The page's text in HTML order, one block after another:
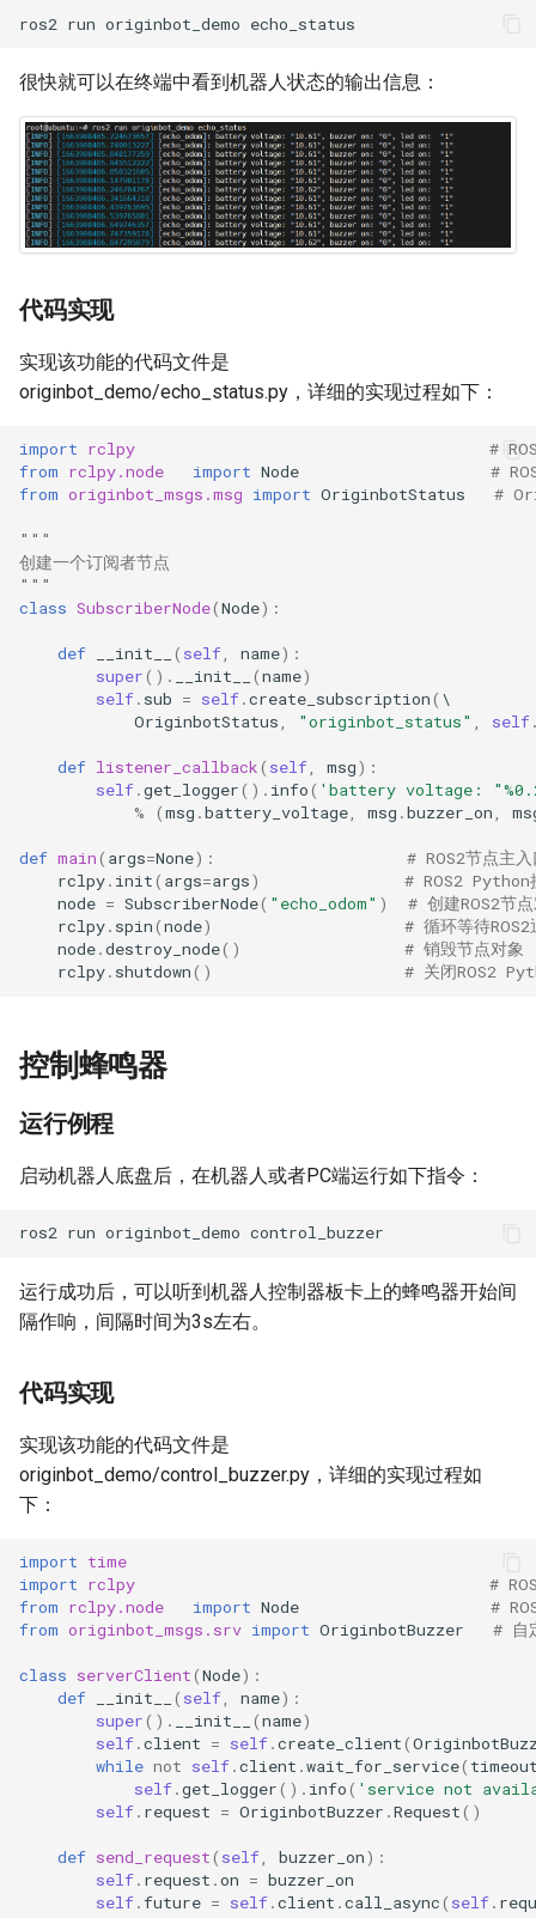
ros2 run originbot_demo
很快就可以在终端中看到机器人状态的输出信息：
代码实现
实现该功能的代码文件是
originbot_demo/echo_status.py，详细的实现过程如下：
import rclpy
#
from rclpy.node import Node
#
from originbot_msgs.msg import OriginbotStatus #
"""
创建一个订阅者节点
"""
class SubscriberNode(Node):
def __init__ ( self, name):
super() . __init__ (name)
self. sub = self.create_subscription(
OriginbotStatus, "originbot_status" , self
def listener_callback( self, msg):
self.get_logger() . info( 'battery voltage: "
%
(msg .battery_voltage, msg .buzzer_on,
def main( args=None):
# ROS2节点主
rclpy. init( args=args)
# ROS2 Python
node = SubscriberNode( "echo_odom" )
# 创建ROS2节
rclpy. spin(node)
# 循环等待ROS2
node.destroy_node()
# 销毁节点对象
rclpy. shutdown() # 关闭ROS2
控制蜂鸣器
运行例程
启动机器人底盘后，在机器人或者PC端运行如下指令：
ros2 run originbot_demo
运行成功后，可以听到机器人控制器板卡上的蜂鸣器开始间
隔作响，间隔时间为3s左右。
代码实现
实现该功能的代码文件是
originbot_demo/control_buzzer.py，详细的实现过程如
下：
import time
import rclpy
#
from rclpy.node import Node
#
from originbot_msgs.srv import OriginbotBuzzer # 自
class serverClient(Node):
def
__init__ ( self, name):
super() . __init__ (name)
self.client = self.create_client(
while not self.client .wait_for_service(
self.get_logger() . info( 'service not
self. request = OriginbotBuzzer .Request()
def send_request( self, buzzer_on):
self. request .on = buzzer_on
self.future = self.client .call_async( self.